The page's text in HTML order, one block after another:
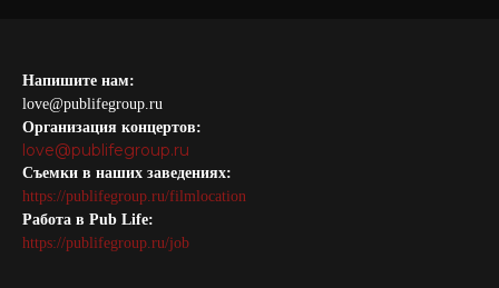
Напишите нам:
love@publifegroup.ru
Организация концертов:
love@publifegroup.ru
Съемки в наших заведениях:
https://publifegroup.ru/filmlocation
Работа в Pub Life:
https://publifegroup.ru/job